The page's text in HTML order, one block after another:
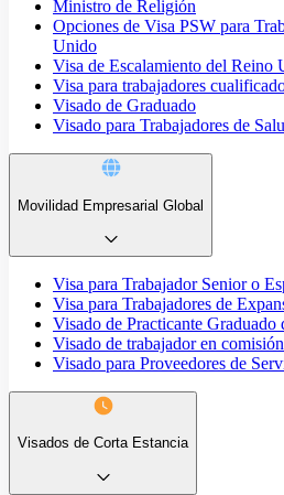
Ministro de Religión
Opciones de Visa PSW para
Unido
Visa de Escalamiento del Reino
Visa para trabajadores
Visado de Graduado
Visado para Trabajadores de
Movilidad Empresarial Global
Visa para Trabajador Senior o
Visa para Trabajadores de
Visado de Practicante
Visado de trabajador en
Visado para Proveedores de
Visados de Corta Estancia